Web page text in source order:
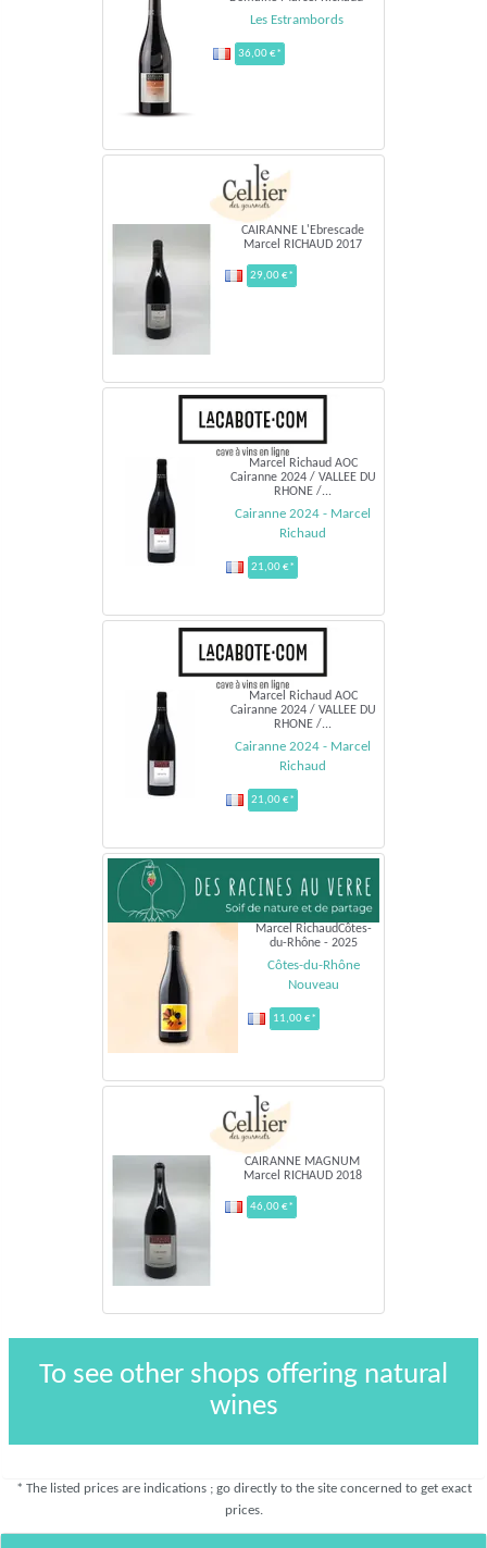
Les Estrambords
36,00 €*
CAIRANNE L'Ebrescade
Marcel RICHAUD 2017
29,00 €*
Marcel Richaud AOC
Cairanne 2024 / VALLEE DU
RHONE /...
Cairanne 2024 - Marcel
Richaud
21,00 €*
Marcel Richaud AOC
Cairanne 2024 / VALLEE DU
RHONE /...
Cairanne 2024 - Marcel
Richaud
21,00 €*
Marcel RichaudCôtes-
du-Rhône - 2025
Côtes-du-Rhône
Nouveau
11,00 €*
CAIRANNE MAGNUM
Marcel RICHAUD 2018
46,00 €*
To see other shops offering natural
wines
* The listed prices are indications ; go directly to the site concerned to get exact
prices.